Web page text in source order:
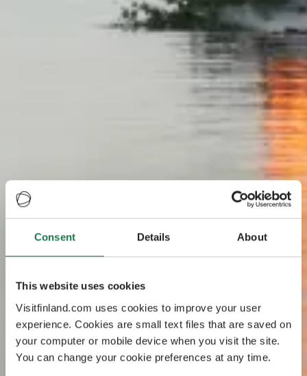
Consent Details About
This website uses cookies
Visitfinland.com uses cookies to improve your user
experience. Cookies are small text files that are saved on
your computer or mobile device when you visit the site.
You can change your cookie preferences at any time.